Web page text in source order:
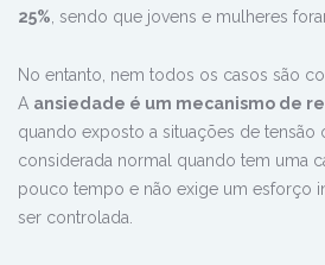
25% , sendo que jovens e mulheres
No entanto, nem todos os casos são
A ansiedade é um mecanismo de
quando exposto a situações de tensão
considerada normal quando tem uma
pouco tempo e não exige um esforço
ser controlada.